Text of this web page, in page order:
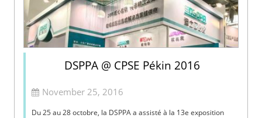
DSPPA @ CPSE Pékin 2016
November 25, 2016
Du 25 au 28 octobre, la DSPPA a assisté à la 13e exposition